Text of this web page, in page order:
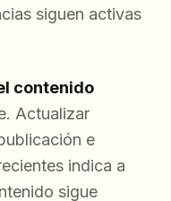
siguen activas
contenido
Actualizar
e
indica a
sigue